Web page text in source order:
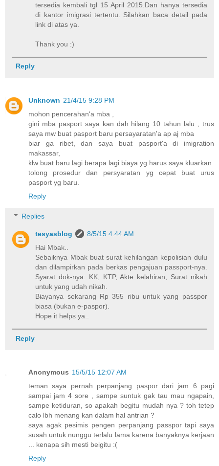
tersedia kembali tgl 15 April 2015.Dan hanya tersedia
di kantor imigrasi tertentu. Silahkan baca detail pada
link di atas ya.
Thank you :)
Reply
Unknown 21/4/15 9:28 PM
mohon pencerahan'a mba ,
gini mba pasport saya kan dah hilang 10 tahun lalu , trus
saya mw buat pasport baru persayaratan'a ap aj mba
biar ga ribet, dan saya buat pasport'a di imigration
makassar,
klw buat baru lagi berapa lagi biaya yg harus saya kluarkan
tolong prosedur dan persyaratan yg cepat buat urus
pasport yg baru.
Reply
Replies
tesyasblog
8/5/15 4:44 AM
Hai Mbak..
Sebaiknya Mbak buat surat kehilangan kepolisian dulu
dan dilampirkan pada berkas pengajuan passport-nya.
Syarat dok-nya: KK, KTP, Akte kelahiran, Surat nikah
untuk yang udah nikah.
Biayanya sekarang Rp 355 ribu untuk yang passpor
biasa (bukan e-paspor).
Hope it helps ya..
Reply
Anonymous 15/5/15 12:07 AM
teman saya pernah perpanjang paspor dari jam 6 pagi
sampai jam 4 sore , sampe suntuk gak tau mau ngapain,
sampe ketiduran, so apakah begitu mudah nya ? toh tetep
calo lbh menang kan dalam hal antrian ?
saya agak pesimis pengen perpanjang passpor tapi saya
susah untuk nunggu terlalu lama karena banyaknya kerjaan
... kenapa sih mesti beigitu :(
Reply